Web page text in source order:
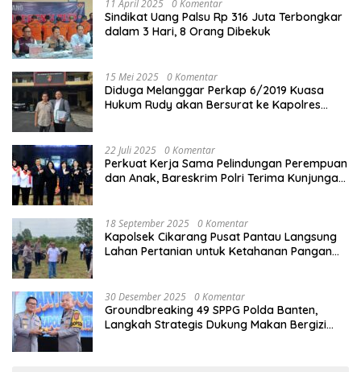
11 April 2025 0 Komentar
Sindikat Uang Palsu Rp 316 Juta Terbongkar
dalam 3 Hari, 8 Orang Dibekuk
15 Mei 2025 0 Komentar
Diduga Melanggar Perkap 6/2019 Kuasa
Hukum Rudy akan Bersurat ke Kapolres
22 Juli 2025 0 Komentar
Perkuat Kerja Sama Pelindungan Perempuan
dan Anak, Bareskrim Polri Terima Kunjungan
18 September 2025 0 Komentar
Kapolsek Cikarang Pusat Pantau Langsung
Lahan Pertanian untuk Ketahanan Pangan
30 Desember 2025 0 Komentar
Groundbreaking 49 SPPG Polda Banten,
Langkah Strategis Dukung Makan Bergizi